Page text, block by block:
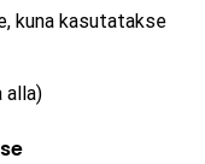
kuna kasutatakse
alla)